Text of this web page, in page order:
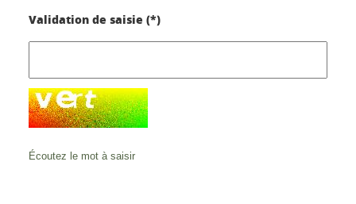
Validation de saisie (*)
Écoutez le mot à saisir